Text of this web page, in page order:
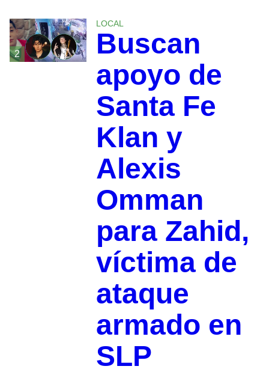
2
LOCAL
Buscan
apoyo de
Santa Fe
Klan y
Alexis
Omman
para Zahid,
víctima de
ataque
armado en
SLP